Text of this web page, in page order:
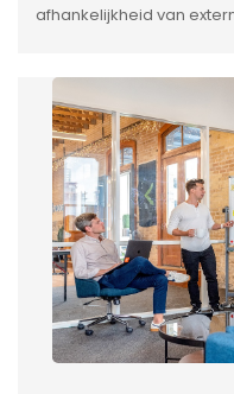
afhankelijkheid van